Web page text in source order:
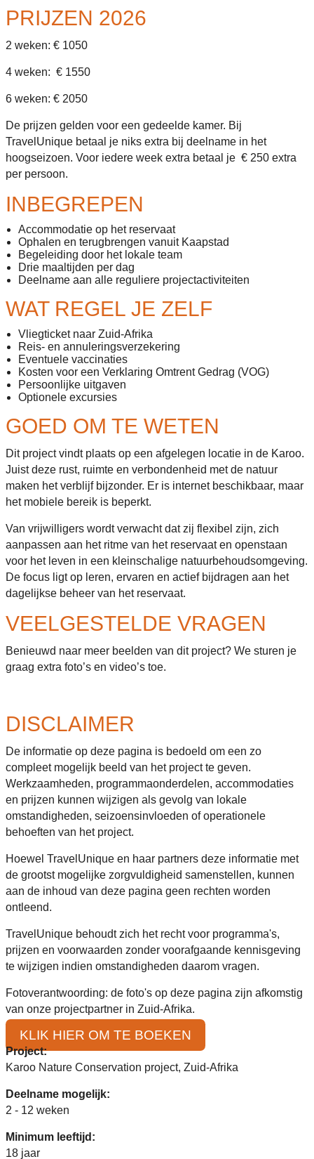
PRIJZEN 2026
2 weken: € 1050
4 weken: € 1550
6 weken: € 2050
De prijzen gelden voor een gedeelde kamer. Bij
TravelUnique betaal je niks extra bij deelname in het
hoogseizoen. Voor iedere week extra betaal je € 250 extra
per persoon.
INBEGREPEN
Accommodatie op het reservaat
Ophalen en terugbrengen vanuit Kaapstad
Begeleiding door het lokale team
Drie maaltijden per dag
Deelname aan alle reguliere projectactiviteiten
WAT REGEL JE ZELF
Vliegticket naar Zuid-Afrika
Reis- en annuleringsverzekering
Eventuele vaccinaties
Kosten voor een Verklaring Omtrent Gedrag (VOG)
Persoonlijke uitgaven
Optionele excursies
GOED OM TE WETEN
Dit project vindt plaats op een afgelegen locatie in de Karoo.
Juist deze rust, ruimte en verbondenheid met de natuur
maken het verblijf bijzonder. Er is internet beschikbaar, maar
het mobiele bereik is beperkt.
Van vrijwilligers wordt verwacht dat zij flexibel zijn, zich
aanpassen aan het ritme van het reservaat en openstaan
voor het leven in een kleinschalige natuurbehoudsomgeving.
De focus ligt op leren, ervaren en actief bijdragen aan het
dagelijkse beheer van het reservaat.
VEELGESTELDE VRAGEN
Benieuwd naar meer beelden van dit project? We sturen je
graag extra foto’s en video’s toe.
DISCLAIMER
De informatie op deze pagina is bedoeld om een zo
compleet mogelijk beeld van het project te geven.
Werkzaamheden, programmaonderdelen, accommodaties
en prijzen kunnen wijzigen als gevolg van lokale
omstandigheden, seizoensinvloeden of operationele
behoeften van het project.
Hoewel TravelUnique en haar partners deze informatie met
de grootst mogelijke zorgvuldigheid samenstellen, kunnen
aan de inhoud van deze pagina geen rechten worden
ontleend.
TravelUnique behoudt zich het recht voor programma's,
prijzen en voorwaarden zonder voorafgaande kennisgeving
te wijzigen indien omstandigheden daarom vragen.
Fotoverantwoording: de foto's op deze pagina zijn afkomstig
van onze projectpartner in Zuid-Afrika.
KLIK HIER OM TE BOEKEN
Project:
Karoo Nature Conservation project, Zuid-Afrika
Deelname mogelijk:
2 - 12 weken
Minimum leeftijd:
18 jaar